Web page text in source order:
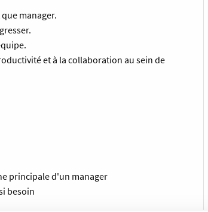
manager.
et à la collaboration au sein de
principale d'un manager
besoin